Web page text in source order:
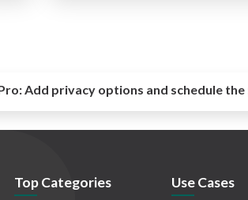
Add privacy options and schedule
Top Categories Use Cases